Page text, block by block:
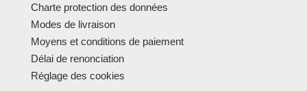
Charte protection des données
Modes de livraison
Moyens et conditions de paiement
Délai de renonciation
Réglage des cookies